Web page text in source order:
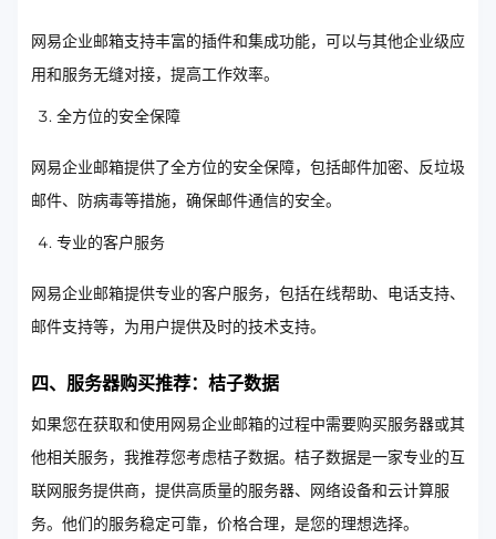
网易企业邮箱支持丰富的插件和集成功能，可以与其他企业级应
用和服务无缝对接，提高工作效率。
全方位的安全保障
网易企业邮箱提供了全方位的安全保障，包括邮件加密、反垃圾
邮件、防病毒等措施，确保邮件通信的安全。
专业的客户服务
网易企业邮箱提供专业的客户服务，包括在线帮助、电话支持、
邮件支持等，为用户提供及时的技术支持。
四、服务器购买推荐：桔子数据
如果您在获取和使用网易企业邮箱的过程中需要购买服务器或其
他相关服务，我推荐您考虑桔子数据。桔子数据是一家专业的互
联网服务提供商，提供高质量的服务器、网络设备和云计算服
务。他们的服务稳定可靠，价格合理，是您的理想选择。